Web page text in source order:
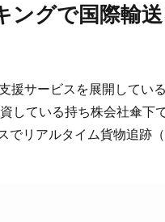
援サービスを展開してい
している持ち株会社傘下
でリアルタイム貨物追跡